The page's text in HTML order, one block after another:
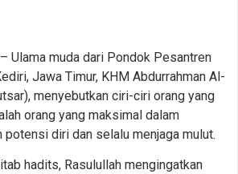
Ulama muda dari Pondok Pesantren
Jawa Timur, KHM Abdurrahman Al-
menyebutkan ciri-ciri orang yang
orang yang maksimal dalam
potensi diri dan selalu menjaga mulut.
hadits, Rasulullah mengingatkan